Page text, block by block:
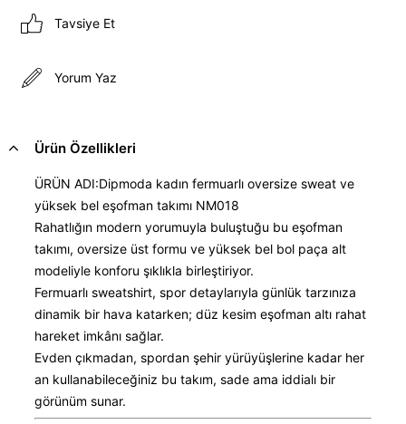
Tavsiye Et
Yorum Yaz
Ürün Özellikleri
ÜRÜN ADI:Dipmoda kadın fermuarlı oversize sweat ve
yüksek bel eşofman takımı NM018
Rahatlığın modern yorumuyla buluştuğu bu eşofman
takımı, oversize üst formu ve yüksek bel bol paça alt
modeliyle konforu şıklıkla birleştiriyor.
Fermuarlı sweatshirt, spor detaylarıyla günlük tarzınıza
dinamik bir hava katarken; düz kesim eşofman altı rahat
hareket imkânı sağlar.
Evden çıkmadan, spordan şehir yürüyüşlerine kadar her
an kullanabileceğiniz bu takım, sade ama iddialı bir
görünüm sunar.